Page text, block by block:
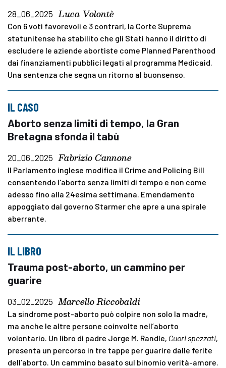
28_06_2025 Luca Volontè
Con 6 voti favorevoli e 3 contrari, la Corte Suprema
statunitense ha stabilito che gli Stati hanno il diritto di
escludere le aziende abortiste come Planned Parenthood
dai finanziamenti pubblici legati al programma Medicaid.
Una sentenza che segna un ritorno al buonsenso.
IL CASO
Aborto senza limiti di tempo, la Gran
Bretagna sfonda il tabù
20_06_2025 Fabrizio Cannone
Il Parlamento inglese modifica il Crime and Policing Bill
consentendo l'aborto senza limiti di tempo e non come
adesso fino alla 24esima settimana. Emendamento
appoggiato dal governo Starmer che apre a una spirale
aberrante.
IL LIBRO
Trauma post-aborto, un cammino per
guarire
03_02_2025 Marcello Riccobaldi
La sindrome post-aborto può colpire non solo la madre,
ma anche le altre persone coinvolte nell’aborto
volontario. Un libro di padre Jorge M. Randle, Cuori spezzati,
presenta un percorso in tre tappe per guarire dalle ferite
dell’aborto. Un cammino basato sul binomio verità-amore.